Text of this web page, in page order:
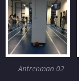
Antrenman 02